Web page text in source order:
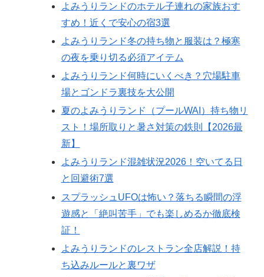
よみうりランドのホテル子連れの家族おす
すめ！近くで安心の宿3選
よみうりランド冬の持ち物と服装は？極寒
の夜を乗り切る必須アイテム
よみうりランド何時にいくべき？穴場駐車
場とゴンドラ裏技を大公開
夏のよみうりランド（プールWAI）持ち物リ
スト！場所取りと暑さ対策の鉄則【2026最
新】
よみうりランド混雑状況2026！空いてる日
と回避術7選
スプラッシュUFOは怖い？落ちる瞬間の浮
遊感と「絶叫苦手」でも楽しめるか徹底検
証！
よみうりランドのレストラン全店解説！持
ち込みルールと裏ワザ